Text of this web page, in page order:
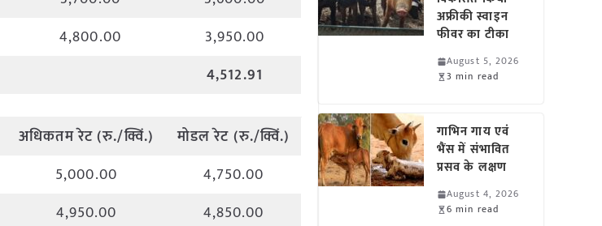
4,800.00
3,950.00
4,512.91
अधिकतमरेट(रु./क्विं.) मोडल रेट (रु./क्विं.)
5,000.00
4,750.00
4,950.00
4,850.00
अफ्रीकी स्वाइन
फीवर का टीका
August 5, 2026
3 min read
गाभिन गाय एवं
भैंस में संभावित
प्रसव के लक्षण
August 4, 2026
6 min read